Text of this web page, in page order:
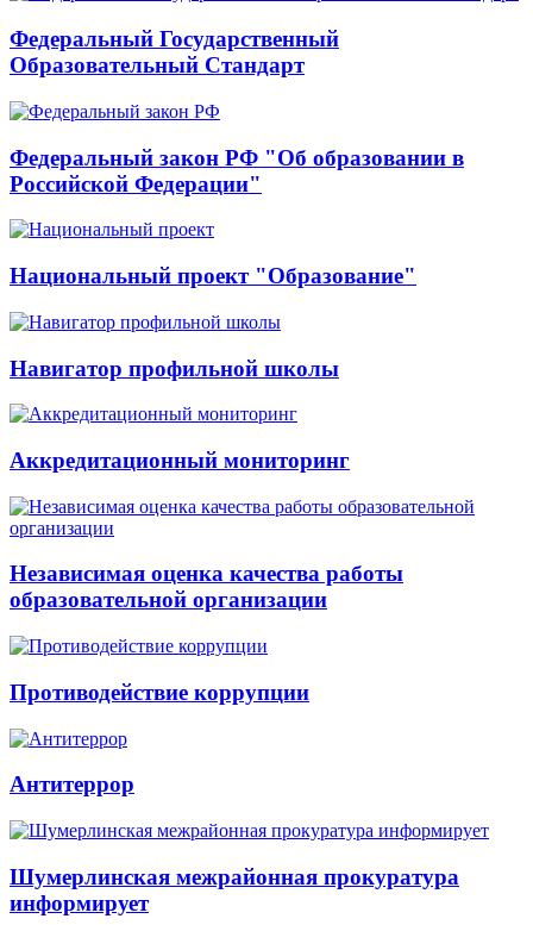
Федеральный Государственный
Образовательный Стандарт
Федеральный закон РФ "Об образовании в
Российской Федерации"
Национальный проект "Образование"
Навигатор профильной школы
Аккредитационный мониторинг
Независимая оценка качества работы
образовательной организации
Противодействие коррупции
Антитеррор
Шумерлинская межрайонная прокуратура
информирует